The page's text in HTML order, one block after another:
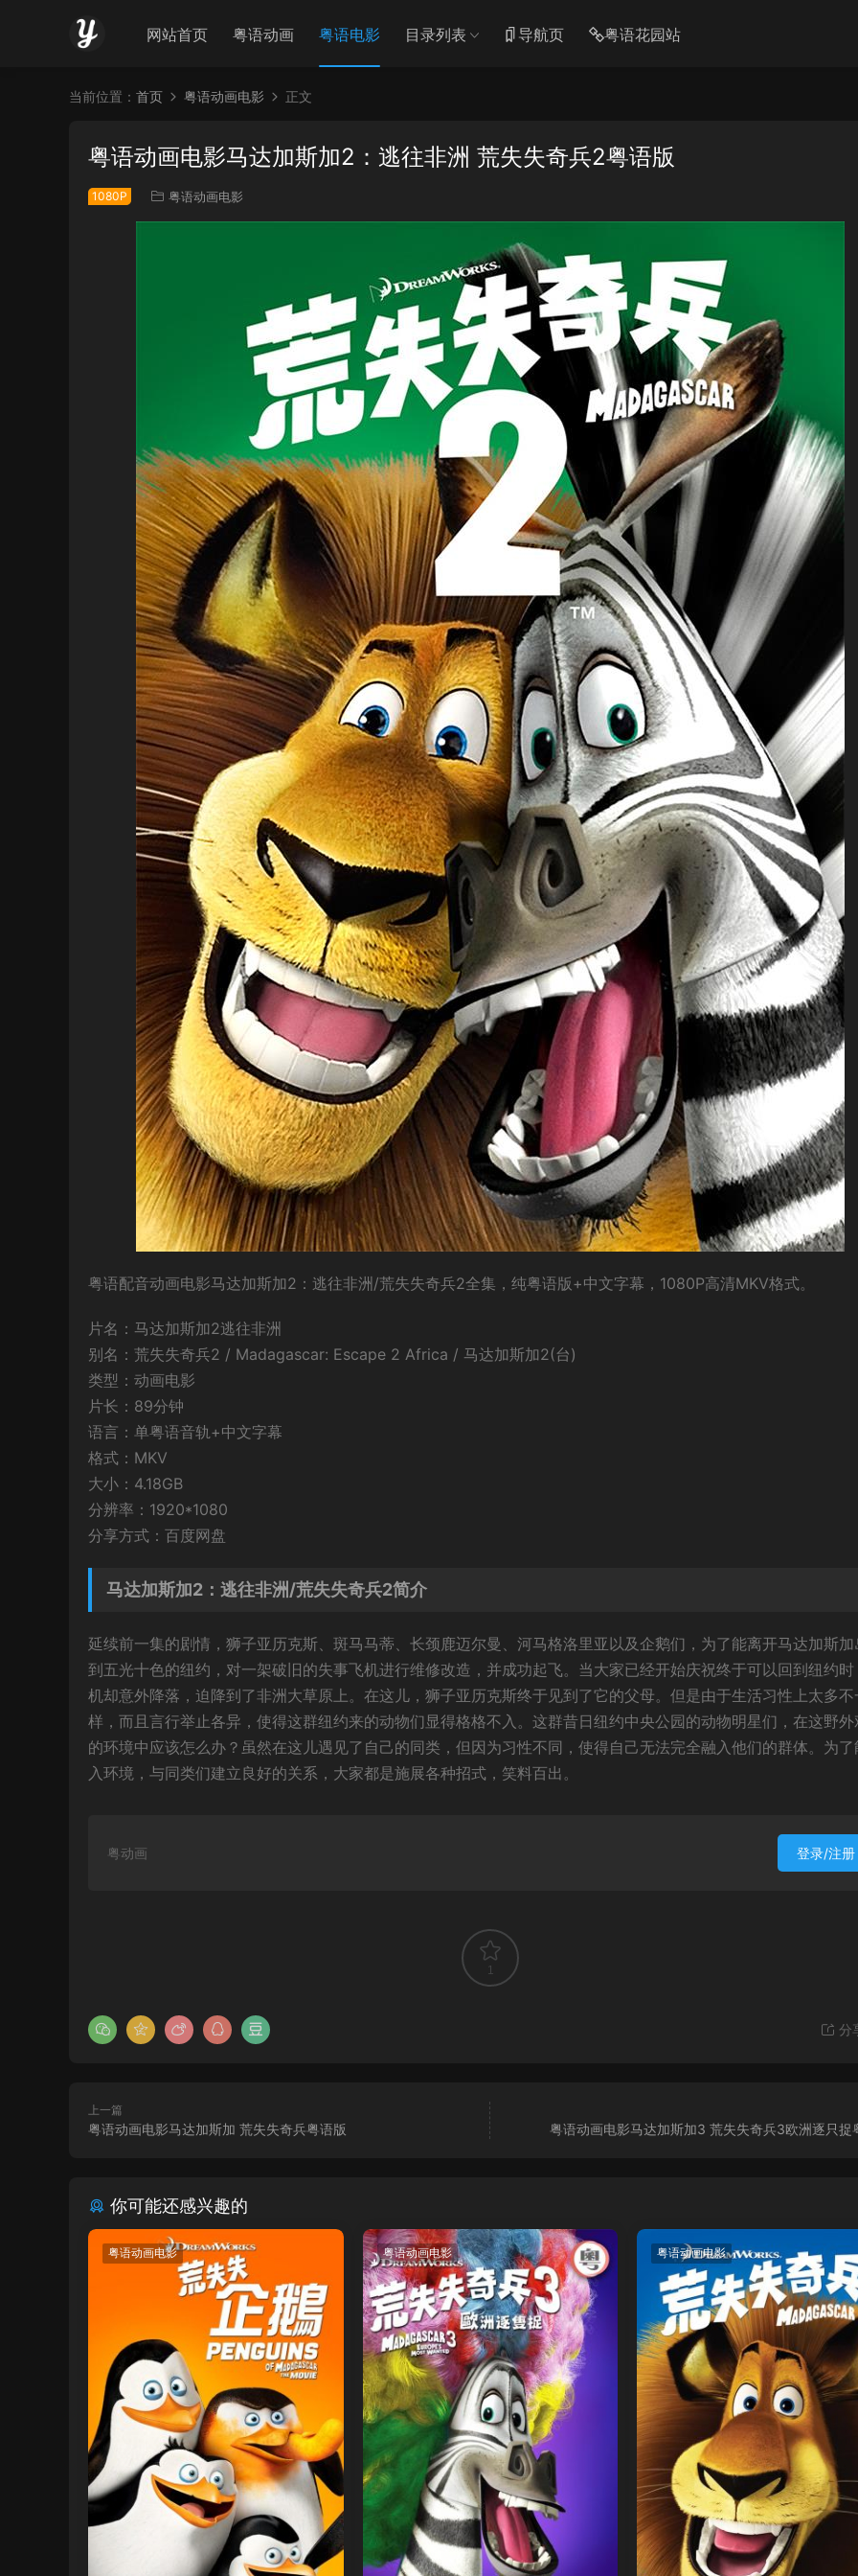
网站首页 粤语动画 粤语电影 目录列表 导航页 粤语花园站
当前位置： 首页 粤语动画电影 正文
粤语动画电影马达加斯加2：逃往非洲 荒失失奇兵2粤语版
1080P 粤语动画电影
粤语配音动画电影马达加斯加2：逃往非洲/荒失失奇兵2全集，纯粤语版+中文字幕，1080P高清MKV格式。
片名：马达加斯加2逃往非洲
别名：荒失失奇兵2 / Madagascar: Escape 2 Africa / 马达加斯加2(台)
类型：动画电影
片长：89分钟
语言：单粤语音轨+中文字幕
格式：MKV
大小：4.18GB
分辨率：1920*1080
分享方式：百度网盘
马达加斯加2：逃往非洲/荒失失奇兵2简介
延续前一集的剧情，狮子亚历克斯、斑马马蒂、长颈鹿迈尔曼、河马格洛里亚以及企鹅们，为了能离开马达加斯加
到五光十色的纽约，对一架破旧的失事飞机进行维修改造，并成功起飞。当大家已经开始庆祝终于可以回到纽约时
机却意外降落，迫降到了非洲大草原上。在这儿，狮子亚历克斯终于见到了它的父母。但是由于生活习性上太多不
样，而且言行举止各异，使得这群纽约来的动物们显得格格不入。这群昔日纽约中央公园的动物明星们，在这野外
的环境中应该怎么办？虽然在这儿遇见了自己的同类，但因为习性不同，使得自己无法完全融入他们的群体。为了
入环境，与同类们建立良好的关系，大家都是施展各种招式，笑料百出。
粤动画 登录/注册
1
分
上一篇
粤语动画电影马达加斯加 荒失失奇兵粤语版 粤语动画电影马达加斯加3 荒失失奇兵3欧洲逐只捉
你可能还感兴趣的
粤语动画电影 粤语动画电影 粤语动画电影